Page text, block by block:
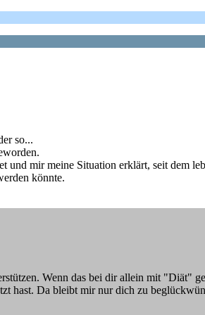
so...
und mir meine Situation erklärt, seit dem
könnte.
Wenn das bei dir allein mit "Diät"
hast. Da bleibt mir nur dich zu